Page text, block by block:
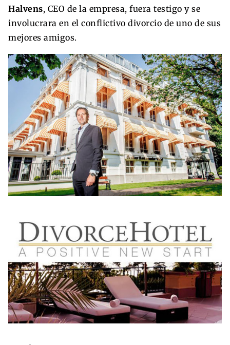
Halvens, CEO de la empresa, fuera testigo y se
involucrara en el conflictivo divorcio de uno de sus
mejores amigos.